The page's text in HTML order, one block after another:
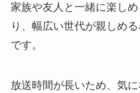
家族や友人と一緒に楽し
り、幅広い世代が親しめ
です。
放送時間が長いため、気